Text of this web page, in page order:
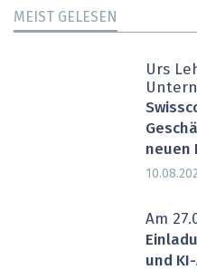
MEIST GELESEN
Urs
neuen
Am
und